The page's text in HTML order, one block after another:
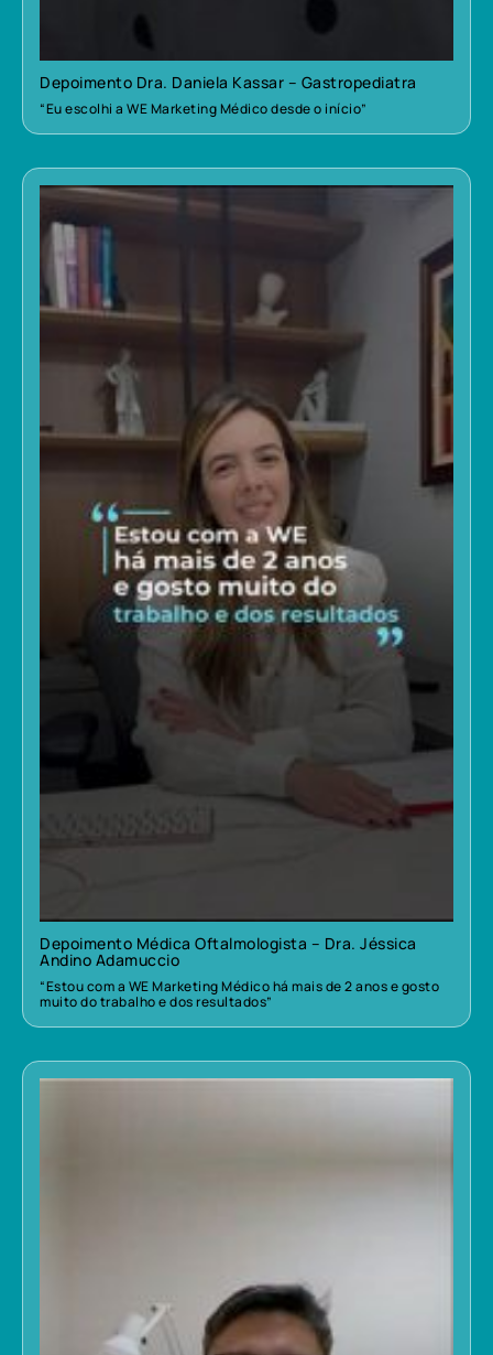
Depoimento Dra. Daniela Kassar – Gastropediatra
“Eu escolhi a WE Marketing Médico desde o início”
Depoimento Médica Oftalmologista – Dra. Jéssica
Andino Adamuccio
“Estou com a WE Marketing Médico há mais de 2 anos e gosto
muito do trabalho e dos resultados”